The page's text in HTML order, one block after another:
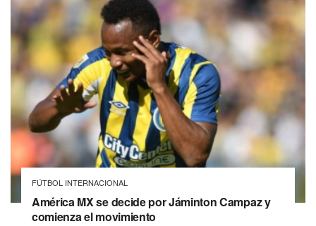
FÚTBOL INTERNACIONAL
América MX se decide por Jáminton Campaz y
comienza el movimiento